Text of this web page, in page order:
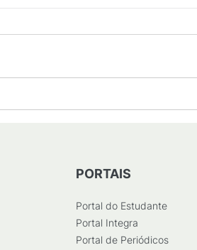
PORTAIS
Portal do Estudante
Portal Integra
Portal de Periódicos